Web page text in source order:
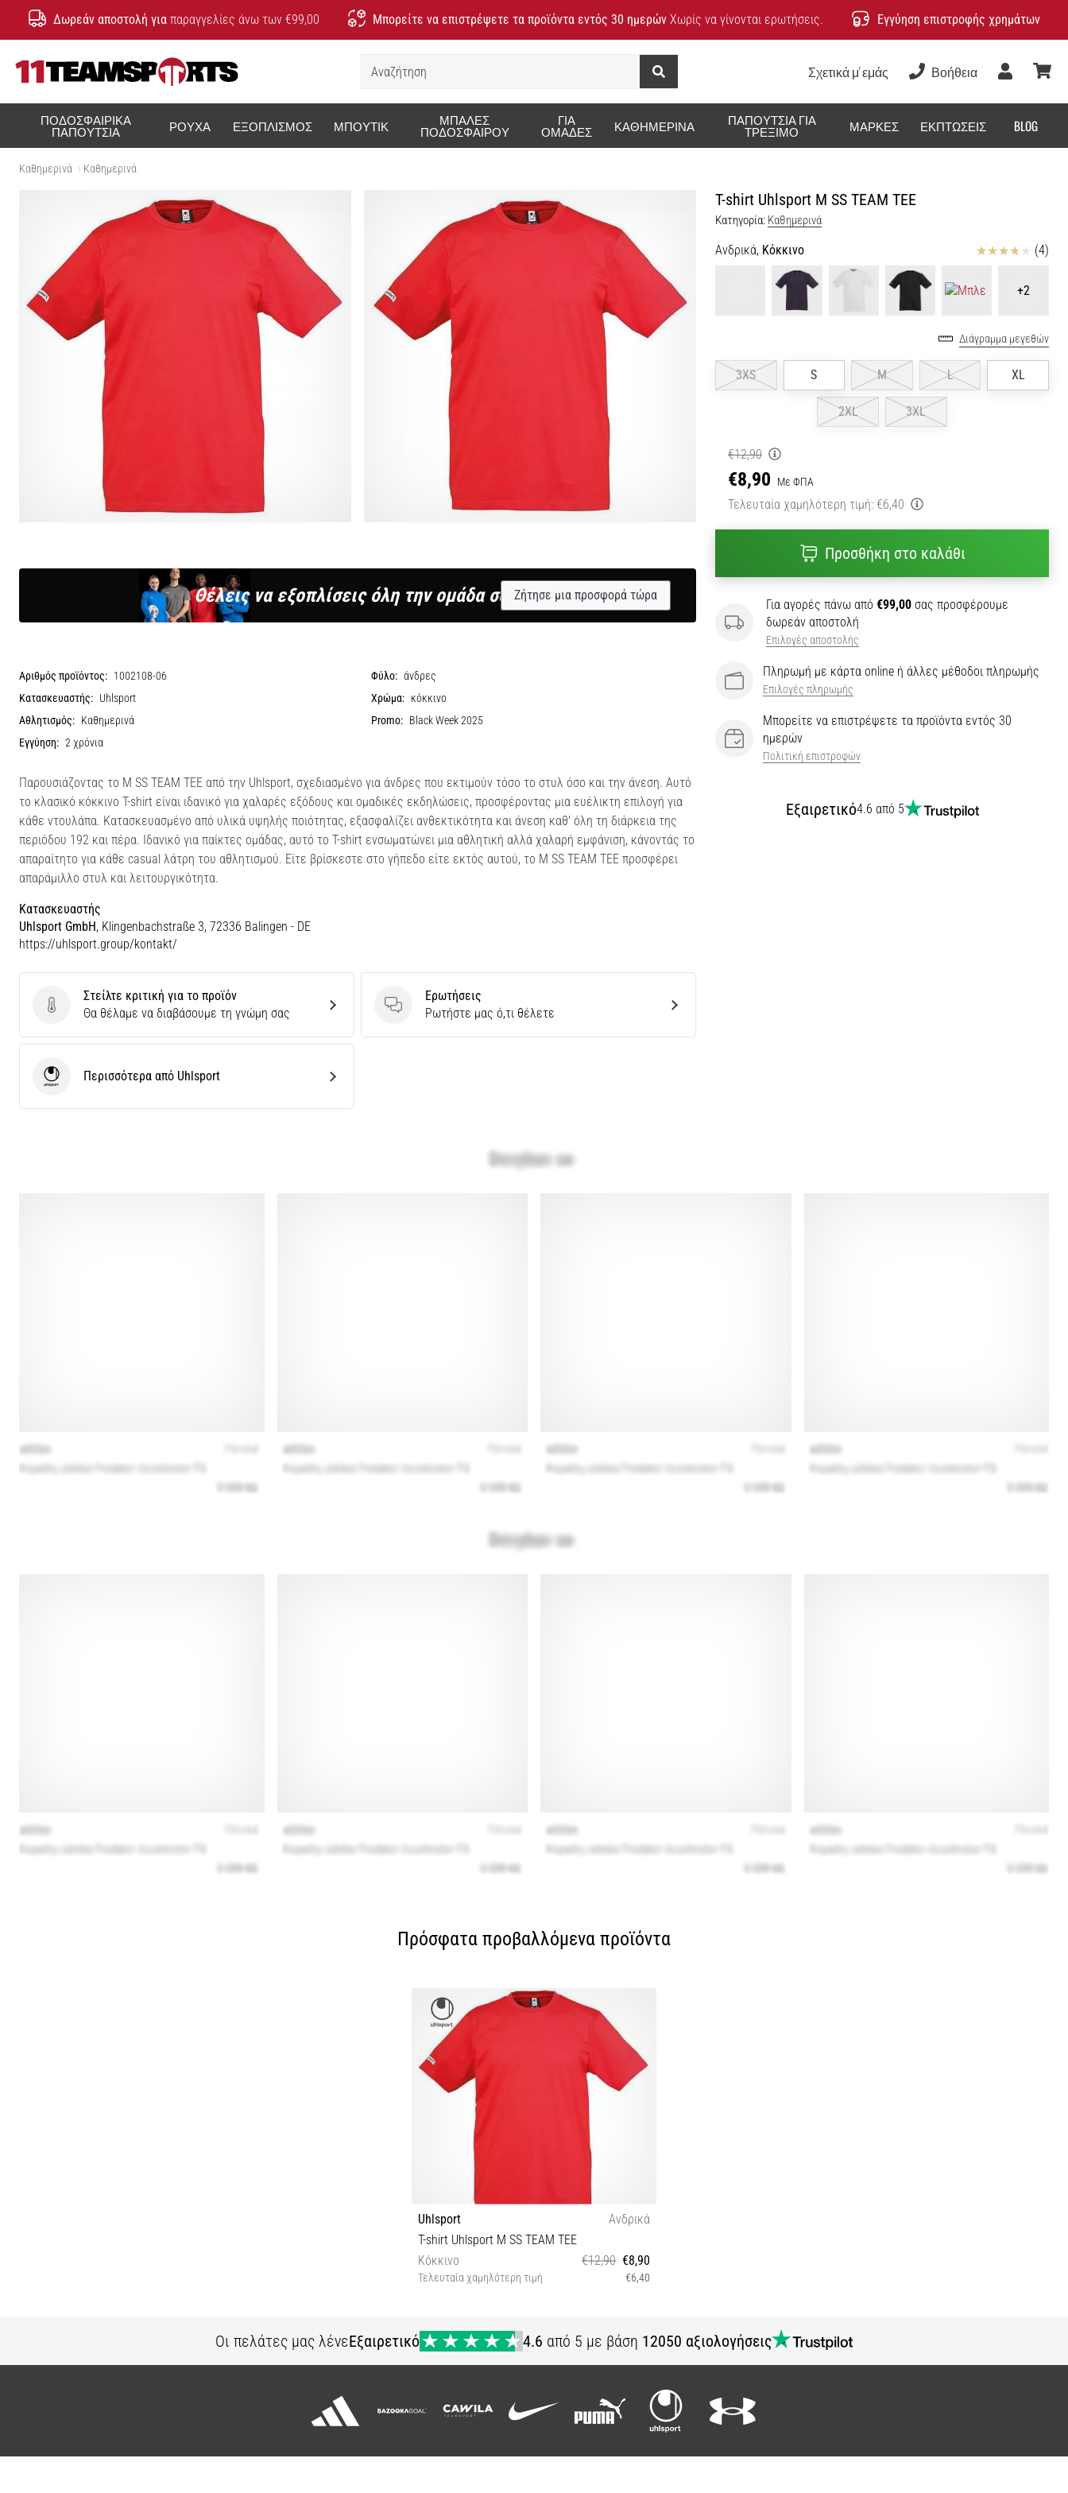
Δωρεάν αποστολή για παραγγελίες άνω των €99,00 Μπορείτε να επιστρέψετε τα προϊόντα εντός 30 ημερών Χωρίς να γίνονται ερωτήσεις. Εγγύηση επιστροφής χρημάτων
Αναζήτηση
Σχετικά μ' εμάς Βοήθεια
Χρήστης
ΠΟΔΟΣΦΑΙΡΙΚΆ
ΠΑΠΟΎΤΣΙΑ ΡΟΎΧΑ ΕΞΟΠΛΙΣΜΌΣ ΜΠΟΥΤΊΚ ΜΠΆΛΕΣ
ΠΟΔΟΣΦΑΊΡΟΥ
ΓΙΑ
ΟΜΆΔΕΣ ΚΑΘΗΜΕΡΙΝΆ ΠΑΠΟΎΤΣΙΑ ΓΙΑ
ΤΡΈΞΙΜΟ ΜΆΡΚΕΣ ΕΚΠΤΏΣΕΙΣ BLOG
Καθημερινά Καθημερινά
T-shirt Uhlsport M SS TEAM TEE
Κατηγορία: Καθημερινά
Ανδρικά, Κόκκινο Κριτικές (4)
+2
Διάγραμμα μεγεθών
3XS S M L XL
2XL 3XL
€12,90
€8,90 Με ΦΠΑ
Τελευταία χαμηλότερη τιμή: €6,40
Προσθήκη στο καλάθι
Για αγορές πάνω από €99,00 σας προσφέρουμε
δωρεάν αποστολή
Επιλογές αποστολής
Πληρωμή με κάρτα online ή άλλες μέθοδοι πληρωμής
Επιλογές πληρωμής
Μπορείτε να επιστρέψετε τα προϊόντα εντός 30
ημερών
Πολιτική επιστροφών
Εξαιρετικό4.6 από 5
Θέλεις να εξοπλίσεις όλη την ομάδα σου;Ζήτησε μια προσφορά τώρα
Αριθμός προϊόντος: 1002108-06 Φύλο: άνδρες
Κατασκευαστής: Uhlsport Χρώμα: κόκκινο
Αθλητισμός: Καθημερινά Promo: Black Week 2025
Εγγύηση: 2 χρόνια
Παρουσιάζοντας το M SS TEAM TEE από την Uhlsport, σχεδιασμένο για άνδρες που εκτιμούν τόσο το στυλ όσο και την άνεση. Αυτό
το κλασικό κόκκινο T-shirt είναι ιδανικό για χαλαρές εξόδους και ομαδικές εκδηλώσεις, προσφέροντας μια ευέλικτη επιλογή για
κάθε ντουλάπα. Κατασκευασμένο από υλικά υψηλής ποιότητας, εξασφαλίζει ανθεκτικότητα και άνεση καθ' όλη τη διάρκεια της
περιόδου 192 και πέρα. Ιδανικό για παίκτες ομάδας, αυτό το T-shirt ενσωματώνει μια αθλητική αλλά χαλαρή εμφάνιση, κάνοντάς το
απαραίτητο για κάθε casual λάτρη του αθλητισμού. Είτε βρίσκεστε στο γήπεδο είτε εκτός αυτού, το M SS TEAM TEE προσφέρει
απαράμιλλο στυλ και λειτουργικότητα.
Κατασκευαστής
Uhlsport GmbH, Klingenbachstraße 3, 72336 Balingen - DE
https://uhlsport.group/kontakt/
Στείλτε κριτική για το προϊόν
Στείλτε κριτική για το προϊόν
Θα θέλαμε να διαβάσουμε τη γνώμη σας
Ερωτήσεις
Ερωτήσεις
Ρωτήστε μας ό,τι θέλετε
UhlsportΠερισσότερα από Uhlsport
Πρόσφατα προβαλλόμενα προϊόντα
Uhlsport
Ανδρικά
T-shirt Uhlsport M SS TEAM TEE
Κόκκινο
€12,90 €8,90
Τελευταία χαμηλότερη τιμή €6,40
Οι πελάτες μας λένεΕξαιρετικό 4.6 από 5 με βάση 12050 αξιολογήσεις